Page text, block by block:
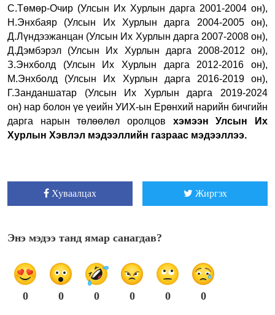
С.Төмөр-Очир (Улсын Их Хурлын дарга 2001-2004 он),
Н.Энхбаяр (Улсын Их Хурлын дарга 2004-2005 он),
Д.Лүндээжанцан (Улсын Их Хурлын дарга 2007-2008 он),
Д.Дэмбэрэл (Улсын Их Хурлын дарга 2008-2012 он),
З.Энхболд (Улсын Их Хурлын дарга 2012-2016 он),
М.Энхболд (Улсын Их Хурлын дарга 2016-2019 он),
Г.Занданшатар (Улсын Их Хурлын дарга 2019-2024
он) нар болон үе үеийн УИХ-ын Ерөнхий нарийн бичгийн
дарга нарын төлөөлөл оролцов
хэмээн Улсын Их
Хурлын Хэвлэл мэдээллийн газраас мэдээллээ.
Хуваалцах Жиргэх
Энэ мэдээ танд ямар санагдав?
0 0 0 0 0 0